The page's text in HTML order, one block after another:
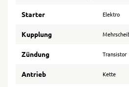
Starter Elektro
Kupplung
Zündung Transistor
Antrieb Kette